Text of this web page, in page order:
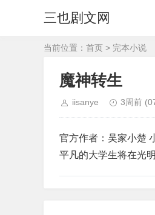
三也剧文网
当前位置： 首页 > 完本小说
魔神转生
iisanye 3周前
官方作者：吴家小楚
平凡的大学生将在光